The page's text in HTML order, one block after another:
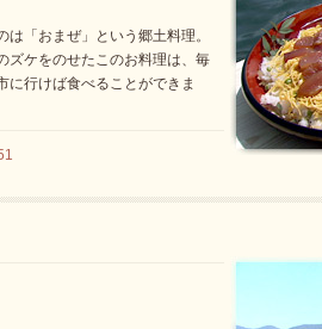
「おまぜ」という郷土料理。
ズケをのせたこのお料理は、毎
に行けば食べることができま